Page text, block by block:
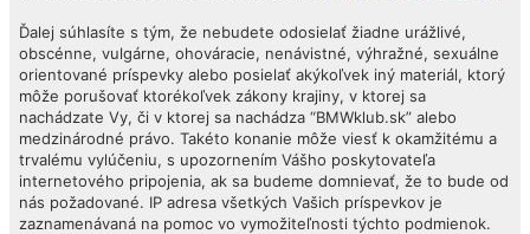
Ďalej súhlasíte s tým, že nebudete odosielať žiadne urážlivé,
obscénne, vulgárne, ohováracie, nenávistné, výhražné, sexuálne
orientované príspevky alebo posielať akýkoľvek iný materiál, ktorý
môže porušovať ktorékoľvek zákony krajiny, v ktorej sa
nachádzate Vy, či v ktorej sa nachádza “BMWklub.sk” alebo
medzinárodné právo. Takéto konanie môže viesť k okamžitému a
trvalému vylúčeniu, s upozornením Vášho poskytovateľa
internetového pripojenia, ak sa budeme domnievať, že to bude od
nás požadované. IP adresa všetkých Vašich príspevkov je
zaznamenávaná na pomoc vo vymožiteľnosti týchto podmienok.